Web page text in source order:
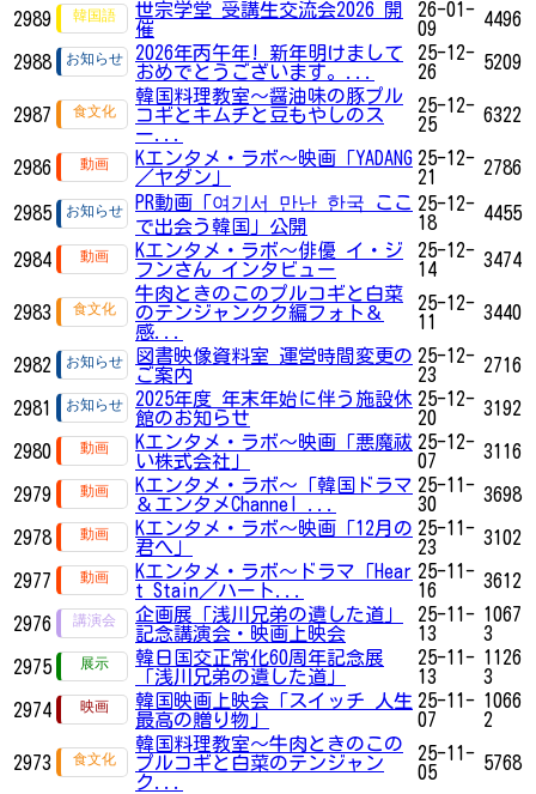
2989
世宗学堂 受講生交流会2026 開
催
26-01-
09
4496
2988
2026年丙午年! 新年明けまして
おめでとうございます。...
25-12-
26
5209
2987
韓国料理教室～醤油味の豚プル
コギとキムチと豆もやしのス
ー...
25-12-
25
6322
2986
Kエンタメ・ラボ～映画「YADANG
／ヤダン」
25-12-
21
2786
2985
PR動画「여기서 만난 한국 ここ
で出会う韓国」公開
25-12-
18
4455
2984
Kエンタメ・ラボ～俳優 イ・ジ
フンさん インタビュー
25-12-
14
3474
2983
牛肉ときのこのプルコギと白菜
のテンジャンクク編フォト＆
感...
25-12-
11
3440
2982
図書映像資料室 運営時間変更の
ご案内
25-12-
23
2716
2981
2025年度 年末年始に伴う施設休
館のお知らせ
25-12-
20
3192
2980
Kエンタメ・ラボ～映画「悪魔祓
い株式会社」
25-12-
07
3116
2979
Kエンタメ・ラボ～「韓国ドラマ
＆エンタメChannel ...
25-11-
30
3698
2978
Kエンタメ・ラボ～映画「12月の
君へ」
25-11-
23
3102
2977
Kエンタメ・ラボ～ドラマ「Hear
t Stain／ハート...
25-11-
16
3612
2976
企画展「浅川兄弟の遺した道」
記念講演会・映画上映会
25-11-
13
1067
3
2975
韓日国交正常化60周年記念展
「浅川兄弟の遺した道」
25-11-
13
1126
3
2974
韓国映画上映会「スイッチ 人生
最高の贈り物」
25-11-
07
1066
2
2973
韓国料理教室～牛肉ときのこの
プルコギと白菜のテンジャン
ク...
25-11-
05
5768